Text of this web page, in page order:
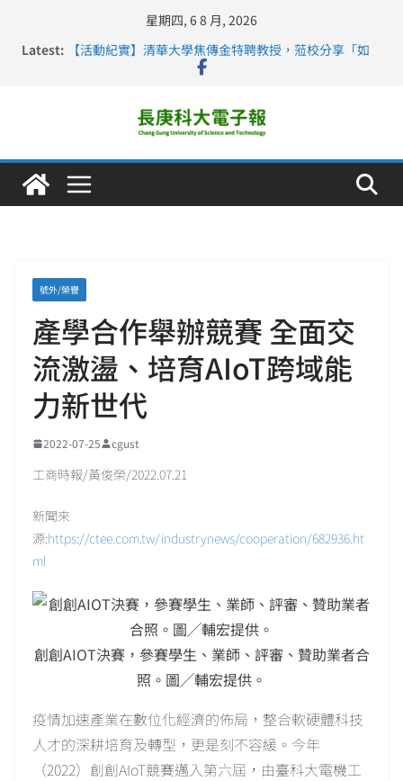
星期四, 6 8 月, 2026
Latest:
【活動紀實】清華大學焦傳金特聘教授，蒞校分享「如
長庚科大連四年穩居《遠見》醫學大學第5名 辦學實力再
深化永續醫療 長庚科大攜菲、印頂尖大學跨國合作
長庚科大護理系勇奪2026羅馬尼亞歐洲盃國際發明展雙
金牌暨雙特別獎 AI智慧照護與護理教育創新獲國際肯定
號外/榮譽
產學合作舉辦競賽 全面交
流激盪、培育AIoT跨域能
力新世代
2022-07-25 cgust
工商時報/黃俊榮/2022.07.21
新聞來
源:https://ctee.com.tw/industrynews/cooperation/682936.ht
ml
創創AIOT決賽，參賽學生、業師、評審、贊助業者合
照。圖╱輔宏提供。
疫情加速產業在數位化經濟的佈局，整合軟硬體科技
人才的深耕培育及轉型，更是刻不容緩。今年
（2022）創創AIoT競賽邁入第六屆，由臺科大電機工